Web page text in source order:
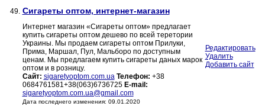
49. Сигареты оптом, интернет-магазин
Интернет магазин «Cигареты оптом» предлагает
купить сигареты оптом дешево по всей теретории
Украины. Мы продаем сигареты оптом Прилуки,
Прима, Маршал, Пул, Мальборо по доступным
ценам. Мы предлагаем купить сигареты даных марок
оптом и в розницу.
Сайт: sigaretyoptom.com.ua Телефон: +38
0684761581+38(063)6736725 E-mail:
sigaretyoptom.com.ua@gmail.com
Дата последнего изменения: 09.01.2020
Редактировать
Удалить
Добавить сайт